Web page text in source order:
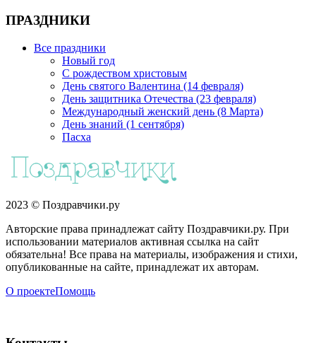
ПРАЗДНИКИ
Все праздники
Новый год
С рождеством христовым
День святого Валентина (14 февраля)
День защитника Отечества (23 февраля)
Международный женский день (8 Марта)
День знаний (1 сентября)
Пасха
2023 © Поздравчики.ру
Авторские права принадлежат сайту Поздравчики.ру. При
использовании материалов активная ссылка на сайт
обязательна! Все права на материалы, изображения и стихи,
опубликованные на сайте, принадлежат их авторам.
О проектеПомощь